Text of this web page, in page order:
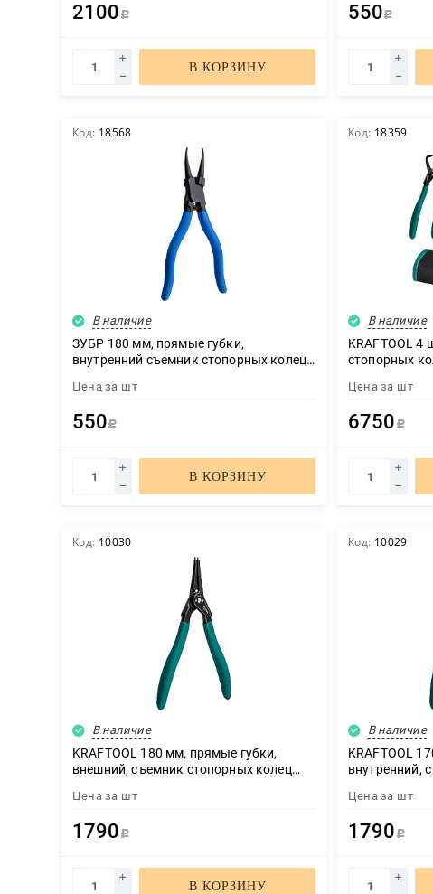
2100 Р
В КОРЗИНУ
550 Р
Код: 18568
В наличие
ЗУБР 180 мм, прямые губки,
внутренний съемник стопорных колец,
Цена за шт
550 Р
В КОРЗИНУ
Код: 18359
В наличие
KRAFTOOL 4
стопорных
Цена за шт
6750 Р
Код: 10030
В наличие
KRAFTOOL 180 мм, прямые губки,
внешний, съемник стопорных колец
Цена за шт
1790 Р
В КОРЗИНУ
Код: 10029
В наличие
KRAFTOOL
внутренний,
Цена за шт
1790 Р